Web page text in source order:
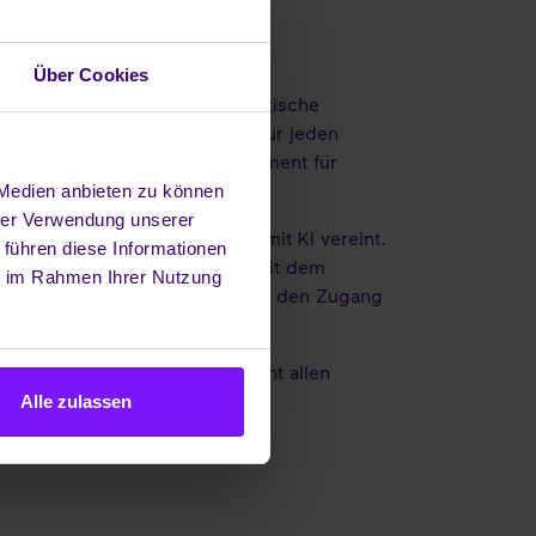
Über Cookies
anbieten zu können
Verwendung unserer
diese Informationen
Rahmen Ihrer Nutzung
Alle zulassen
KI-Assistenten für automatische
Verfügung – jetzt sind sie für jeden
– und ein starkes Argument für
Chat und vieles mehr mit KI vereint.
einem echten Mehrwert: Mit dem
Unternehmen jeder Größe den Zugang
der persönliche KI-Assistent allen